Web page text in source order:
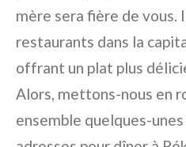
mère sera fière de vous.
restaurants dans la
offrant un plat plus
Alors, mettons-nous en
ensemble quelques-